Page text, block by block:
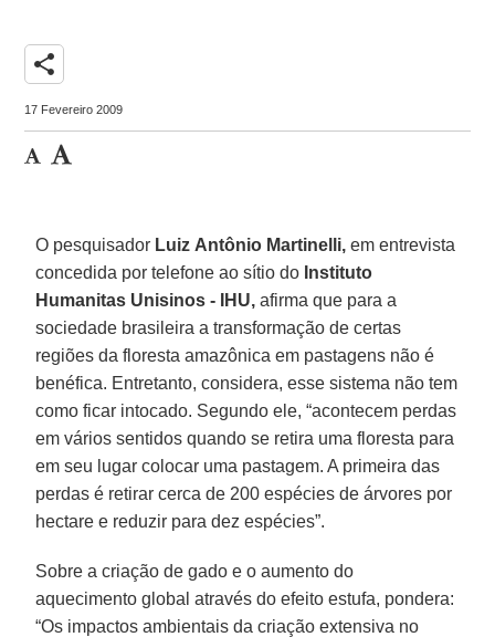
share
17 Fevereiro 2009
O pesquisador Luiz Antônio Martinelli, em entrevista
concedida por telefone ao sítio do Instituto
Humanitas Unisinos - IHU, afirma que para a
sociedade brasileira a transformação de certas
regiões da floresta amazônica em pastagens não é
benéfica. Entretanto, considera, esse sistema não tem
como ficar intocado. Segundo ele, “acontecem perdas
em vários sentidos quando se retira uma floresta para
em seu lugar colocar uma pastagem. A primeira das
perdas é retirar cerca de 200 espécies de árvores por
hectare e reduzir para dez espécies”.
Sobre a criação de gado e o aumento do
aquecimento global através do efeito estufa, pondera:
“Os impactos ambientais da criação extensiva no